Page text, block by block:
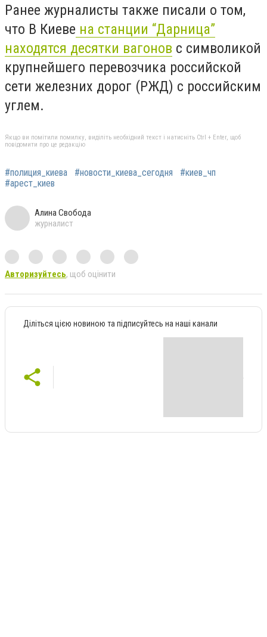
Ранее журналисты также писали о том,
что В Киеве на станции “Дарница”
находятся десятки вагонов с символикой
крупнейшего перевозчика российской
сети железних дорог (РЖД) с российским
углем.
Якщо ви помітили помилку, виділіть необхідний текст і натисніть Ctrl + Enter, щоб
повідомити про це редакцію
#полиция_киева #новости_киева_сегодня
#киев_чп
#арест_киев
Алина Свобода
журналист
Авторизуйтесь, щоб оцінити
Діліться цією новиною та підписуйтесь на наші канали